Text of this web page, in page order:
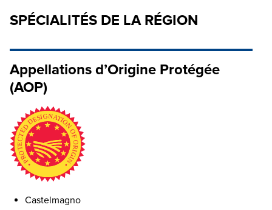
SPÉCIALITÉS DE LA RÉGION
Appellations d’Origine Protégée
(AOP)
Castelmagno